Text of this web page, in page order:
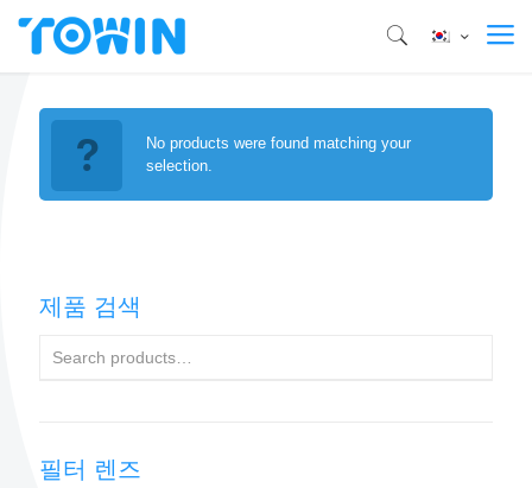
No products were found matching your
selection.
제품 검색
필터 렌즈